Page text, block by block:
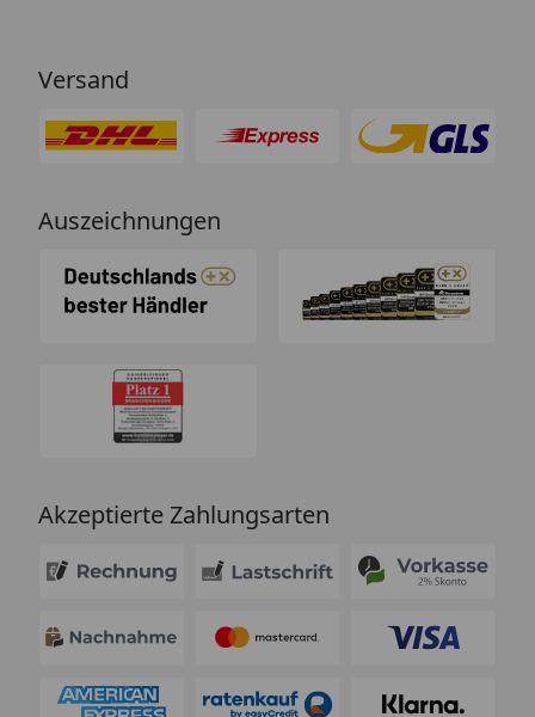
Versand
Auszeichnungen
Akzeptierte Zahlungsarten